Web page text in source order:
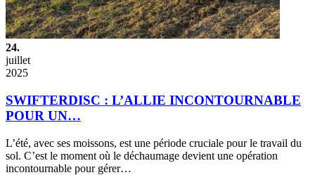
24.
juillet
2025
SWIFTERDISC : L’ALLIE INCONTOURNABLE
POUR UN…
L’été, avec ses moissons, est une période cruciale pour le travail du
sol. C’est le moment où le déchaumage devient une opération
incontournable pour gérer…